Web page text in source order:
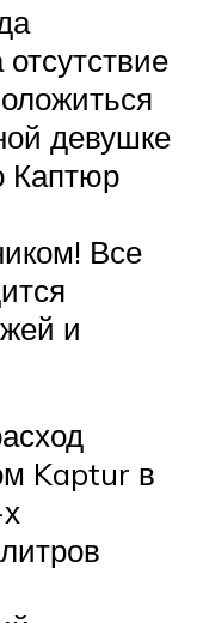
девушке
Каптюр
Все
и
Kaptur в